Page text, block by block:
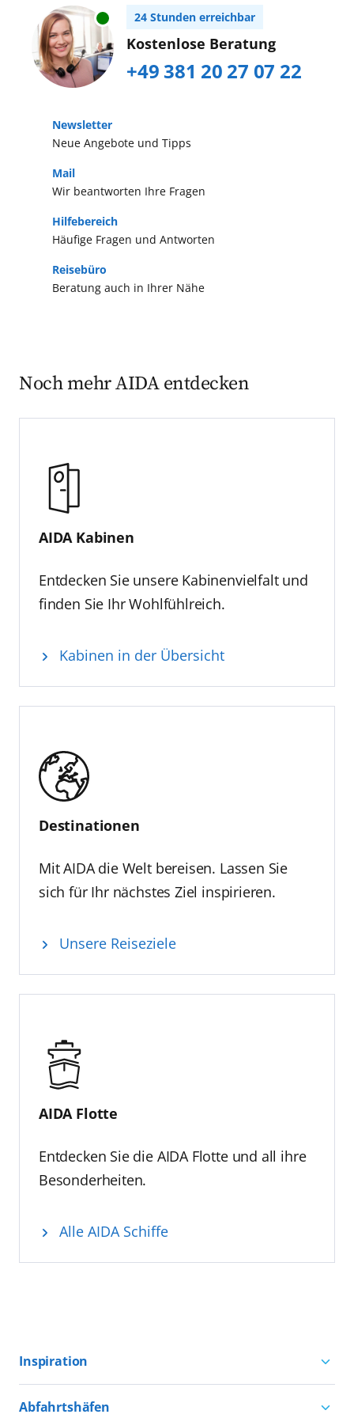
Kanareninseln überzeugt mit
ganzjährig warmen Temperaturen.
Der malerische Pico del Teide, das
schöne Städtchen Puerto de la Cruz
gehören zu den beliebtesten
Sehenswürdigkeiten.
24 Stunden erreichbar
Kostenlose Beratung
+49 381 20 27 07 22
Neue Angebote und Tipps
Newsletter
Häufige Fragen und Antworten
Hilfebereich
Wir beantworten Ihre Fragen
Mail
Beratung auch in Ihrer Nähe
Reisebüro
Noch mehr AIDA entdecken
AIDA Kabinen
Entdecken Sie unsere Kabinenvielfalt und
finden Sie Ihr Wohlfühlreich.
Kabinen in der Übersicht
Destinationen
Mit AIDA die Welt bereisen. Lassen Sie
sich für Ihr nächstes Ziel inspirieren.
Unsere Reiseziele
AIDA Flotte
Entdecken Sie die AIDA Flotte und all ihre
Besonderheiten.
Alle AIDA Schiffe
Inspiration
Aktivurlaub mit AIDA
Abfahrtshäfen